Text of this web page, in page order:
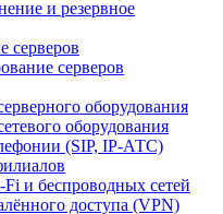
и резервное
серверов
серверов
оборудования
оборудования
(SIP, IP-АТС)
и беспроводных сетей
доступа (VPN)